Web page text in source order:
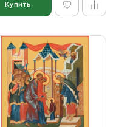
Купить